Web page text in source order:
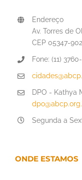
Endereço
Av. Torres de
CEP 05347-
Fone: (11)
DPO - Kathya
Segunda a
ONDE ESTAMOS